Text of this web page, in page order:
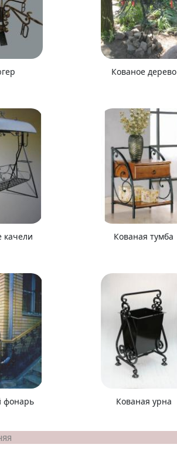
Кованое дерево
качели Кованая тумба
фонарь Кованая урна